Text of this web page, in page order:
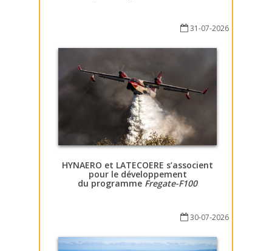
31-07-2026
HYNAERO et LATECOERE s’associent
pour le développement
du programme Fregate-F100
30-07-2026